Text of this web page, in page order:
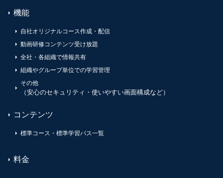
機能
自社オリジナルコース作成・配信
動画研修コンテンツ受け放題
全社・各組織で情報共有
組織やグループ単位での学習管理
その他
（安心のセキュリティ・使いやすい画面構成など）
コンテンツ
標準コース・標準学習パス一覧
料金